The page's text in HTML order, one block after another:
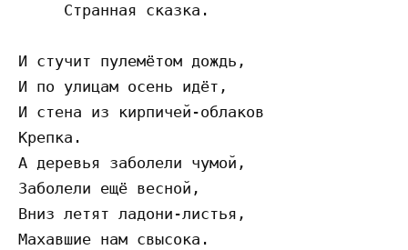
     Странная сказка.
И стучит пулемётом дождь,
И по улицам осень идёт,
И стена из кирпичей-облаков
Крепка.
А деревья заболели чумой,
Заболели ещё весной,
Вниз летят ладони-листья,
Махавшие нам свысока.